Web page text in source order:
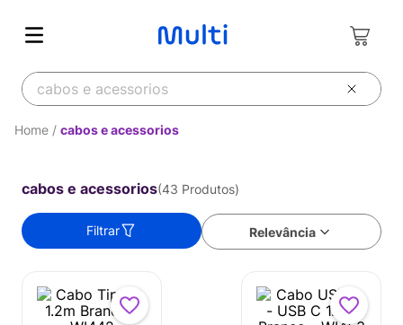
O que você deseja buscar?
cabos e acessorios
cabos e acessorios 43 Produtos
Relevância
Filtrar